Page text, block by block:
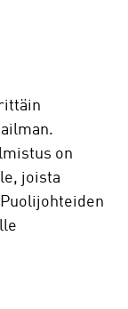
on
joista